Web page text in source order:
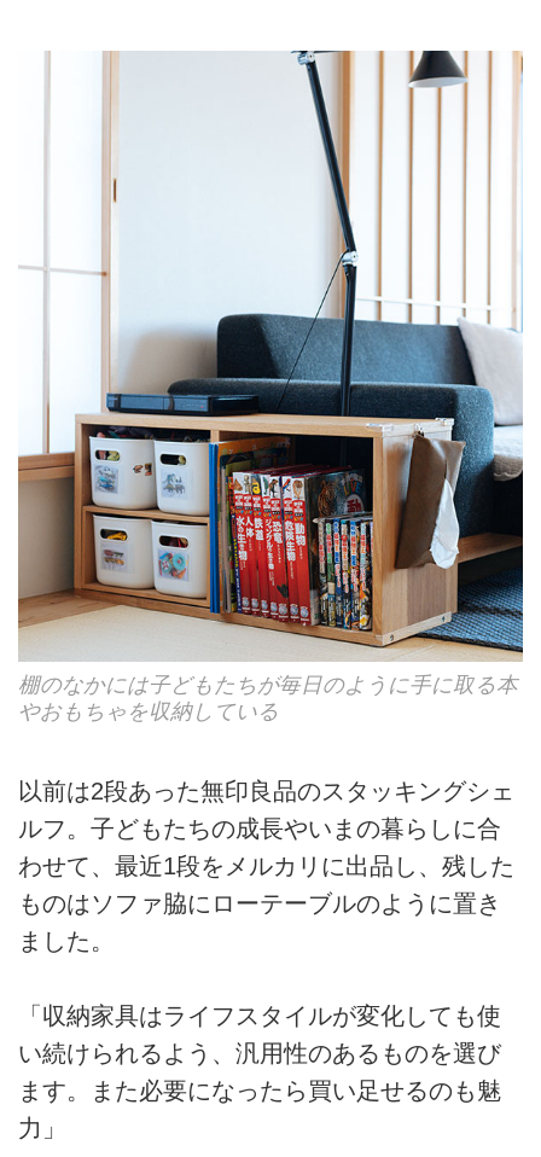
棚のなかには子どもたちが毎日のように手に取る本
やおもちゃを収納している
以前は2段あった無印良品のスタッキングシェ
ルフ。子どもたちの成長やいまの暮らしに合
わせて、最近1段をメルカリに出品し、残した
ものはソファ脇にローテーブルのように置き
ました。
「収納家具はライフスタイルが変化しても使
い続けられるよう、汎用性のあるものを選び
ます。また必要になったら買い足せるのも魅
力」